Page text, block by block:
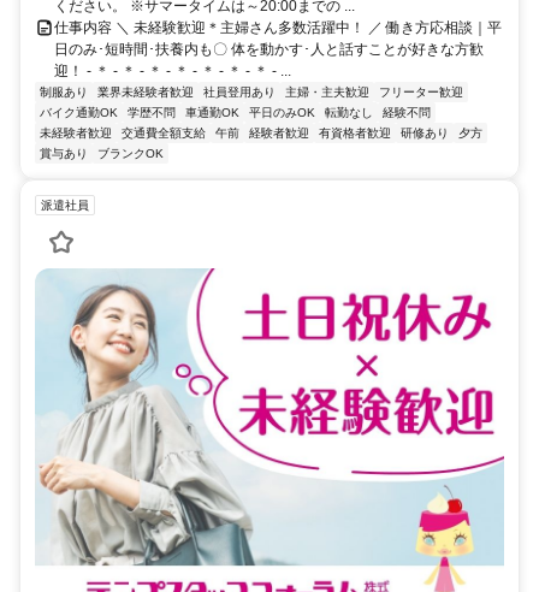
ください。 ※サマータイムは～20:00までの ...
仕事内容 ＼ 未経験歓迎＊主婦さん多数活躍中！ ／ 働き方応相談｜平
日のみ･短時間･扶養内も〇 体を動かす･人と話すことが好きな方歓
迎！ - ＊ - ＊ - ＊ - ＊ - ＊ - ＊ - ＊ - ...
制服あり 業界未経験者歓迎 社員登用あり 主婦・主夫歓迎
フリーター歓迎
バイク通勤OK
学歴不問 車通勤OK 平日のみOK 転勤なし
経験不問
未経験者歓迎
交通費全額支給 午前 経験者歓迎 有資格者歓迎 研修あり
夕方
賞与あり
ブランクOK
派遣社員